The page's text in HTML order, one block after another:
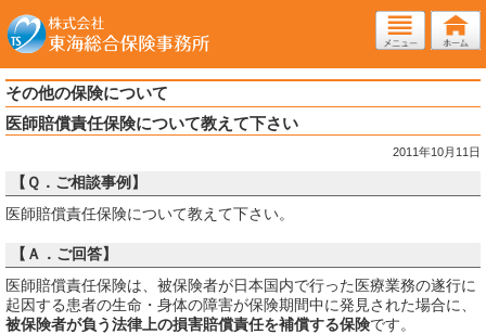
その他の保険について
医師賠償責任保険について教えて下さい
2011年10月11日
【Ｑ．ご相談事例】
医師賠償責任保険について教えて下さい。
【Ａ．ご回答】
医師賠償責任保険は、被保険者が日本国内で行った医療業務の遂行に
起因する患者の生命・身体の障害が保険期間中に発見された場合に、
被保険者が負う法律上の損害賠償責任を補償する保険です。